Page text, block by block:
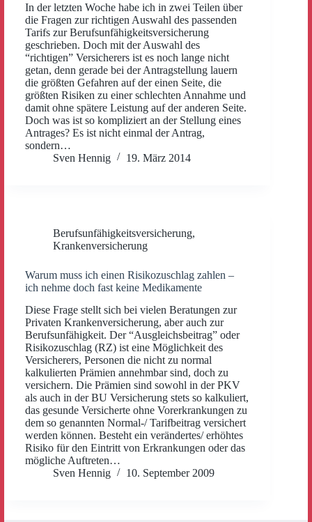
In der letzten Woche habe ich in zwei Teilen über
die Fragen zur richtigen Auswahl des passenden
Tarifs zur Berufsunfähigkeitsversicherung
geschrieben. Doch mit der Auswahl des
“richtigen” Versicherers ist es noch lange nicht
getan, denn gerade bei der Antragstellung lauern
die größten Gefahren auf der einen Seite, die
größten Risiken zu einer schlechten Annahme und
damit ohne spätere Leistung auf der anderen Seite.
Doch was ist so kompliziert an der Stellung eines
Antrages? Es ist nicht einmal der Antrag,
sondern…
Sven Hennig
19. März 2014
Berufsunfähigkeitsversicherung,
Krankenversicherung
Warum muss ich einen Risikozuschlag zahlen –
ich nehme doch fast keine Medikamente
Diese Frage stellt sich bei vielen Beratungen zur
Privaten Krankenversicherung, aber auch zur
Berufsunfähigkeit. Der “Ausgleichsbeitrag” oder
Risikozuschlag (RZ) ist eine Möglichkeit des
Versicherers, Personen die nicht zu normal
kalkulierten Prämien annehmbar sind, doch zu
versichern. Die Prämien sind sowohl in der PKV
als auch in der BU Versicherung stets so kalkuliert,
das gesunde Versicherte ohne Vorerkrankungen zu
dem so genannten Normal-/ Tarifbeitrag versichert
werden können. Besteht ein verändertes/ erhöhtes
Risiko für den Eintritt von Erkrankungen oder das
mögliche Auftreten…
Sven Hennig
10. September 2009